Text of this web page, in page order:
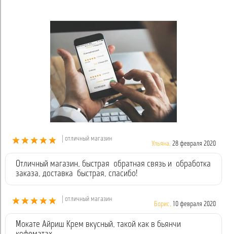
| отличный магазин
Ульяна, 28 февраля 2020
Отличный магазин, быстрая обратная связь и обработка
заказа, доставка быстрая, спасибо!
| отличный магазин
Борис, 10 февраля 2020
Мокате Айриш Крем вкусный, такой как в бьянчи